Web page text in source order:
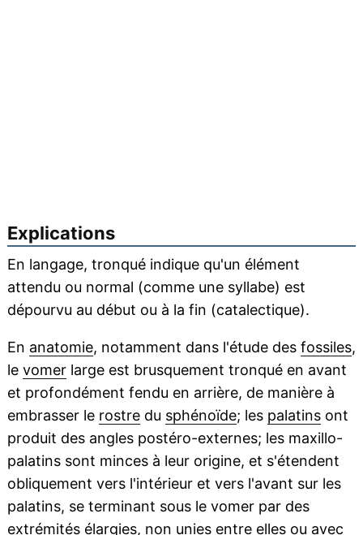
Explications
En langage, tronqué indique qu'un élément
attendu ou normal (comme une syllabe) est
dépourvu au début ou à la fin (catalectique).
En anatomie, notamment dans l'étude des fossiles,
le vomerlarge est brusquement tronqué en avant
et profondément fendu en arrière, de manière à
embrasser le rostredu sphénoïde; les palatinsont
produit des angles postéro-externes; les maxillo-
palatins sont minces à leur origine, et s'étendent
obliquement vers l'intérieur et vers l'avant sur les
palatins, se terminant sous le vomer par des
extrémités élargies, non unies entre elles ou avec